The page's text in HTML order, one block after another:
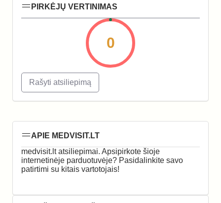
PIRKĖJŲ VERTINIMAS
0
Rašyti atsiliepimą
APIE MEDVISIT.LT
medvisit.lt atsiliepimai. Apsipirkote šioje
internetinėje parduotuvėje? Pasidalinkite savo
patirtimi su kitais vartotojais!